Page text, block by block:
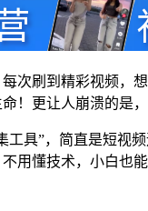
次刷到精彩视频，
！更让人崩溃的是
工具”，简直是短视
用懂技术，小白也